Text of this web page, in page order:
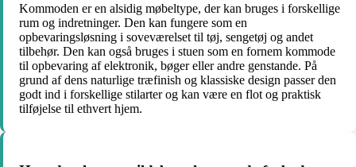
Kommoden er en alsidig møbeltype, der kan bruges i forskellige
rum og indretninger. Den kan fungere som en
opbevaringsløsning i soveværelset til tøj, sengetøj og andet
tilbehør. Den kan også bruges i stuen som en fornem kommode
til opbevaring af elektronik, bøger eller andre genstande. På
grund af dens naturlige træfinish og klassiske design passer den
godt ind i forskellige stilarter og kan være en flot og praktisk
tilføjelse til ethvert hjem.